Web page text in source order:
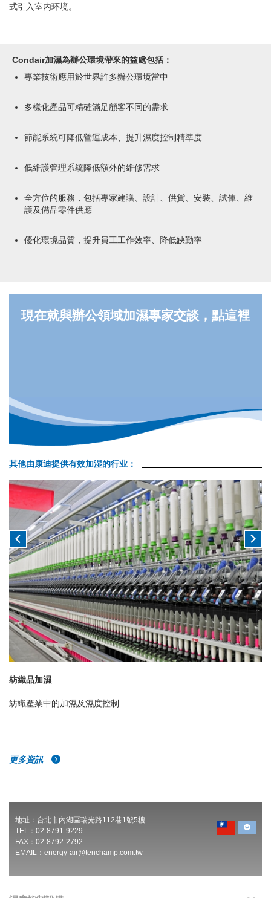
式引入室内环境。
Condair加濕為辦公環境帶來的益處包括：
專業技術應用於世界許多辦公環境當中
多樣化產品可精確滿足顧客不同的需求
節能系統可降低營運成本、提升濕度控制精準度
低維護管理系統降低額外的維修需求
全方位的服務，包括專家建議、設計、供貨、安裝、試俥、維
護及備品零件供應
優化環境品質，提升員工工作效率、降低缺勤率
現在就與辦公領域加濕專家交談，點這裡
其他由康迪提供有效加湿的行业：
紡織品加濕
紡織產業中的加濕及濕度控制
更多資訊
地址：台北市內湖區瑞光路112巷1號5樓
TEL：02-8791-9229
FAX：02-8792-2792
EMAIL： energy-air@tenchamp.com.tw